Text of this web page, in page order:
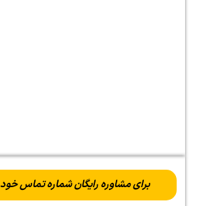
برای مشاوره رایگان شماره تماس خود